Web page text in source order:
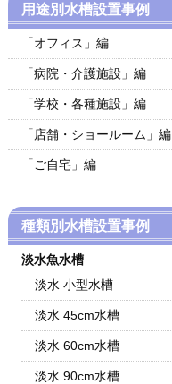
用途別水槽設置事例
「オフィス」編
「病院・介護施設」編
「学校・各種施設」編
「店舗・ショールーム」編
「ご自宅」編
種類別水槽設置事例
淡水魚水槽
淡水 小型水槽
淡水 45cm水槽
淡水 60cm水槽
淡水 90cm水槽